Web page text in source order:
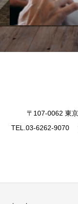
〒107-0062 東
TEL.03-6262-9070